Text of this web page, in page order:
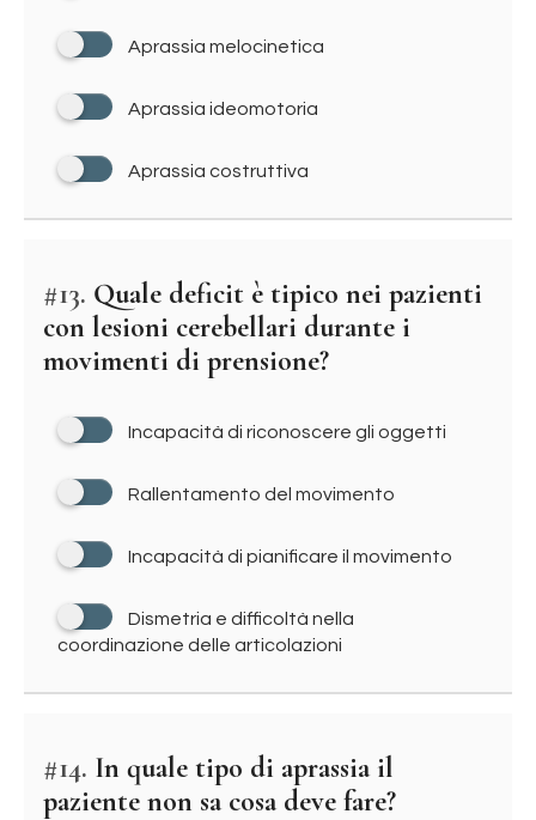
Aprassia melocinetica
Aprassia ideomotoria
Aprassia costruttiva
#13. Quale deficit è tipico nei pazienti
con lesioni cerebellari durante i
movimenti di prensione?
Incapacità di riconoscere gli oggetti
Rallentamento del movimento
Incapacità di pianificare il movimento
Dismetria e difficoltà nella
coordinazione delle articolazioni
#14. In quale tipo di aprassia il
paziente non sa cosa deve fare?